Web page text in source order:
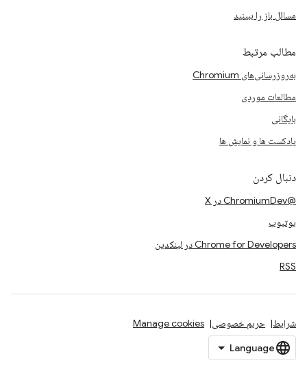
مسائل باز را ببینید
مطالب مرتبط
به‌روزرسانی‌های Chromium
مطالعات موردی
بایگانی
پادکست ها و نمایش ها
دنبال کردن
@ChromiumDev در X
یوتیوب
Chrome for Developers در لینکدین
RSS
شرایط حریم خصوصی Manage cookies